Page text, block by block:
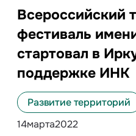
Всероссийский
фестиваль
стартовал в
поддержке ИНК
Развитие территорий
14марта2022